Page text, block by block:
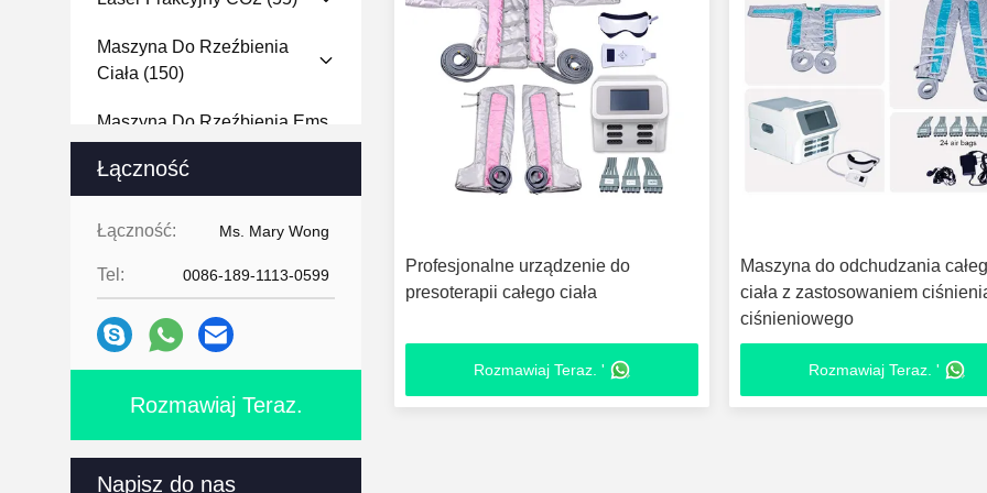
Maszyna Do Rzeźbienia
Ciała (150)
Maszyna Do Rzeźbienia Ems
(68)
Mikroigłowa Maszyna RF
(101)
Maszyna Do Analizy Ciała
(11)
Maszyna Do Analizowania
Twarzy(24)
Maszyna Do Dermabrazji
Łączność
Łączność: Ms. Mary Wong
Tel: 0086-189-1113-0599
Rozmawiaj Teraz.
Napisz do nas
Profesjonalne urządzenie do
presoterapii całego ciała
Rozmawiaj Teraz. '
Maszyna do odchudzania
ciała z zastosowaniem
ciśnieniowego
Rozmawiaj Teraz. '